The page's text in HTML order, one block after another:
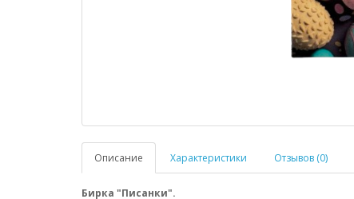
Описание Характеристики Отзывов (0)
Бирка "Писанки".